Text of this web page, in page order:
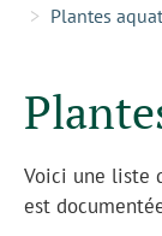
Plantes
Voici une liste
est